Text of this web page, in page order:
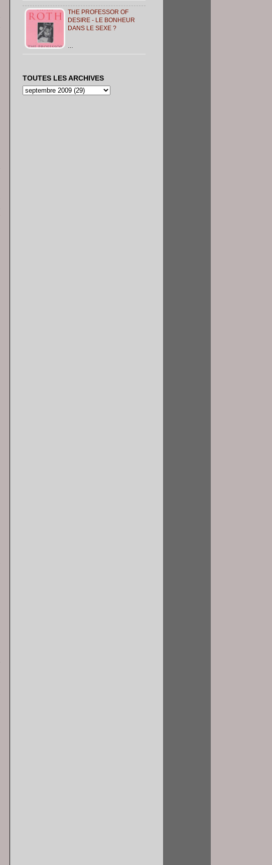
THE PROFESSOR OF
DESIRE - LE BONHEUR
DANS LE SEXE ?
TOUTES LES ARCHIVES